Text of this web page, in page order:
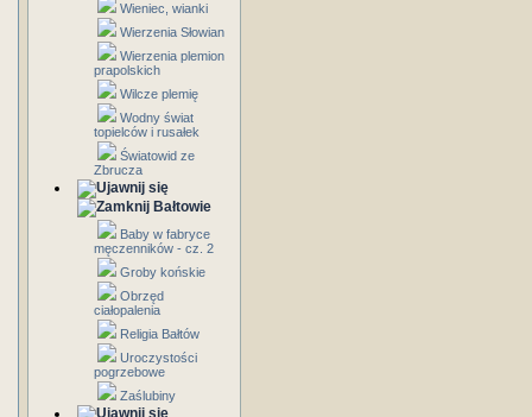
Wieniec, wianki
Wierzenia Słowian
Wierzenia plemion
prapolskich
Wilcze plemię
Wodny świat
topielców i rusałek
Światowid ze
Zbrucza
Bałtowie
Baby w fabryce
męczenników - cz. 2
Groby końskie
Obrzęd
ciałopalenia
Religia Bałtów
Uroczystości
pogrzebowe
Zaślubiny